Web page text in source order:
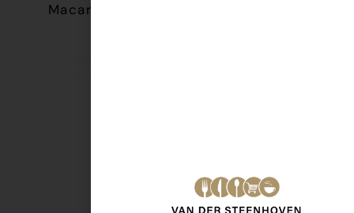
Macaroni Tomatini/Balletjes 450 gr